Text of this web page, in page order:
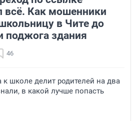
всё. Как мошенники
в Чите до
поджога здания
46
к школе делит родителей на два
в какой лучше попасть